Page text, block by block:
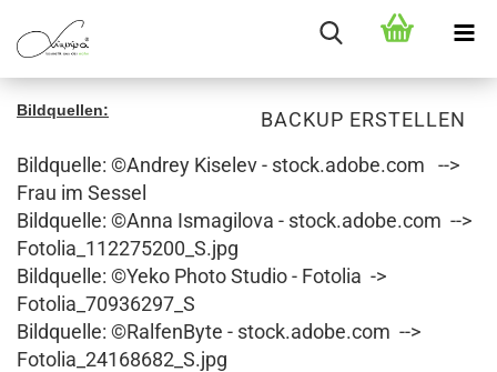
BACKUP ERSTELLEN
Bildquellen:
Bildquelle: ©Andrey Kiselev - stock.adobe.com -->
Frau im Sessel
Bildquelle: ©Anna Ismagilova - stock.adobe.com -->
Fotolia_112275200_S.jpg
Bildquelle: ©Yeko Photo Studio - Fotolia ->
Fotolia_70936297_S
Bildquelle: ©RalfenByte - stock.adobe.com -->
Fotolia_24168682_S.jpg